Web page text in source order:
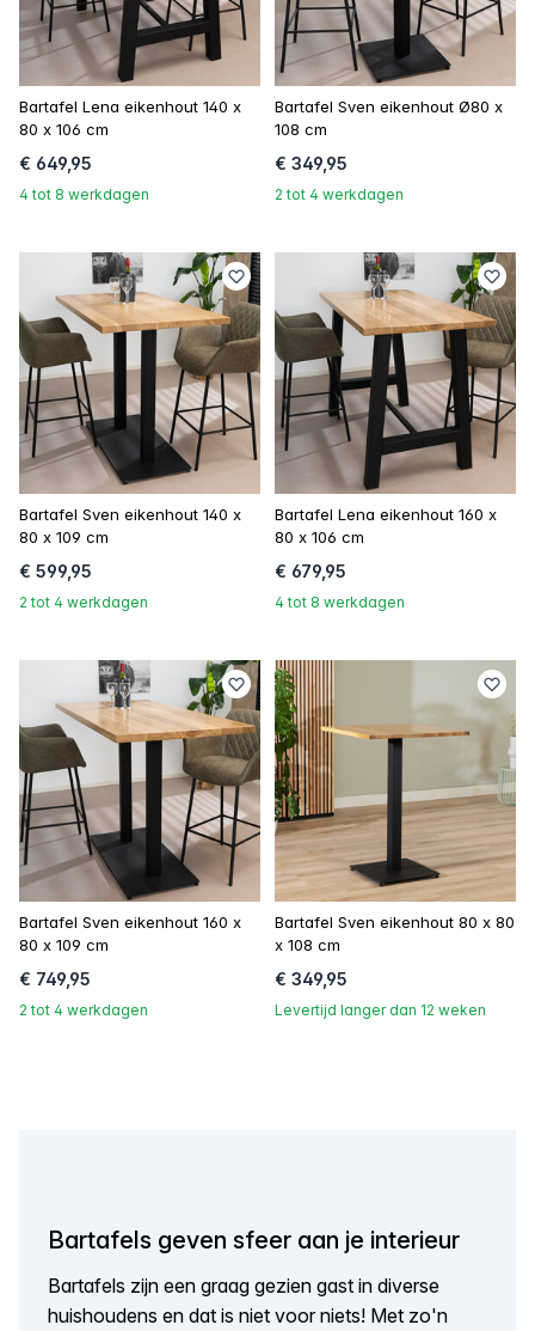
Bartafel Lena eikenhout 140 x
80 x 106 cm
€ 649,95
4 tot 8 werkdagen
Bartafel Sven eikenhout Ø80 x
108 cm
€ 349,95
2 tot 4 werkdagen
Bartafel Sven eikenhout 140 x
80 x 109 cm
€ 599,95
2 tot 4 werkdagen
Bartafel Lena eikenhout 160 x
80 x 106 cm
€ 679,95
4 tot 8 werkdagen
Bartafel Sven eikenhout 160 x
80 x 109 cm
€ 749,95
2 tot 4 werkdagen
Bartafel Sven eikenhout 80 x 80
x 108 cm
€ 349,95
Levertijd langer dan 12 weken
Bartafels geven sfeer aan je interieur
Bartafels zijn een graag gezien gast in diverse
huishoudens en dat is niet voor niets! Met zo'n